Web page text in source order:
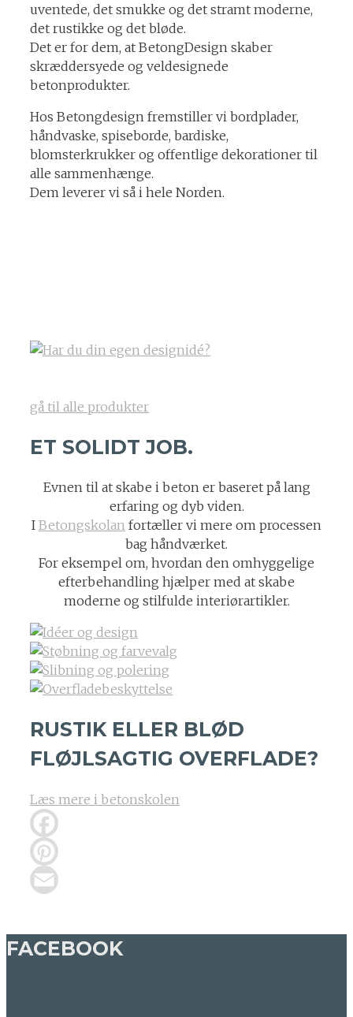
uventede, det smukke og det stramt moderne,
det rustikke og det bløde.
Det er for dem, at BetongDesign skaber
skræddersyede og veldesignede
betonprodukter.
Hos Betongdesign fremstiller vi bordplader,
håndvaske, spiseborde, bardiske,
blomsterkrukker og offentlige dekorationer til
alle sammenhænge.
Dem leverer vi så i hele Norden.
gå til alle produkter
ET SOLIDT JOB.
Evnen til at skabe i beton er baseret på lang
erfaring og dyb viden.
I Betongskolan fortæller vi mere om processen
bag håndværket.
For eksempel om, hvordan den omhyggelige
efterbehandling hjælper med at skabe
moderne og stilfulde interiørartikler.
RUSTIK ELLER BLØD
FLØJLSAGTIG OVERFLADE?
Læs mere i betonskolen
FACEBOOK